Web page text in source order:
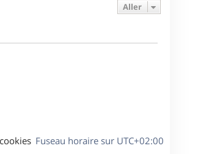
Aller
Fuseau horaire sur UTC+02:00